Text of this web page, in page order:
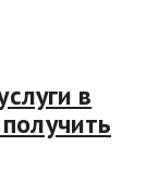
в